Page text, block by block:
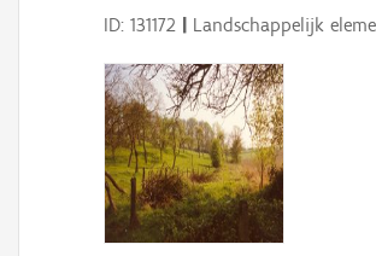
ID: 131172 | Landschappelijk